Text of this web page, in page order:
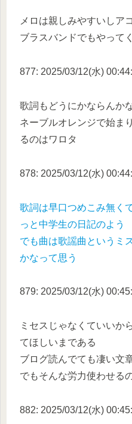
メロは親しみやすいしア
ブラスバンドでもやって
877: 2025/03/12(水)
歌詞もどうにかならんか
ネーブルオレンジで始ま
るのはワロタ
878: 2025/03/12(水)
歌詞は早口つめこみ無く
っと中学生の日記のよう
でも曲は歌謡曲というミ
かなって思う
879: 2025/03/12(水)
ミセスじゃなくていいか
てほしいまである
ブログ読んでても凄い文
でもそんな労力使わせる
882: 2025/03/12(水)